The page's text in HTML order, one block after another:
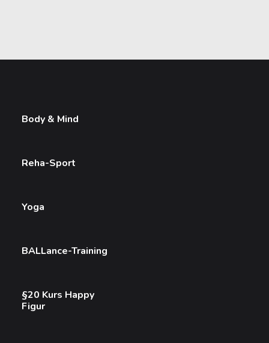
Body & Mind
Reha-Sport
Yoga
BALLance-Training
§20 Kurs Happy
Figur